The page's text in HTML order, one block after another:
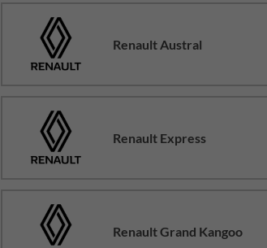
Renault Austral
Renault Express
Renault Grand Kangoo